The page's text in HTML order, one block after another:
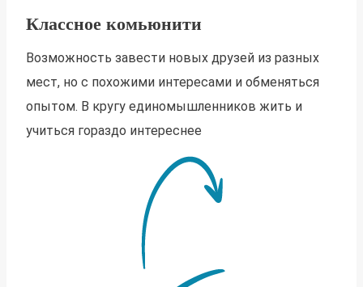
Классное комьюнити
Возможность завести новых друзей из разных
мест, но с похожими интересами и обменяться
опытом. В кругу единомышленников жить и
учиться гораздо интереснее